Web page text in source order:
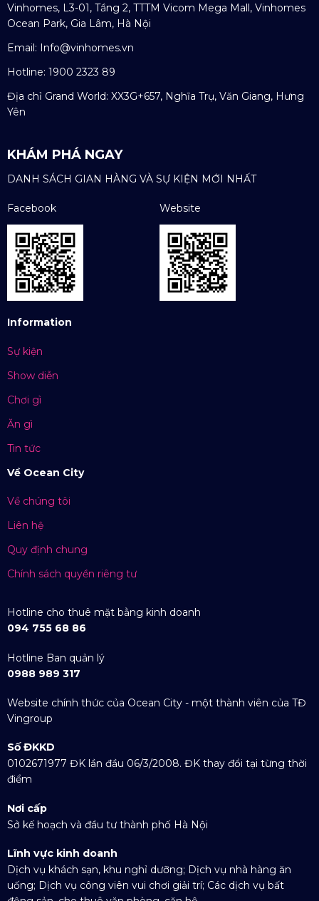
Vinhomes, L3-01, Tầng 2, TTTM Vicom Mega Mall, Vinhomes
Ocean Park, Gia Lâm, Hà Nội
Email:
Info@vinhomes.vn
Hotline: 1900 2323 89
Địa chỉ Grand World: XX3G+657, Nghĩa Trụ, Văn Giang, Hưng
Yên
KHÁM PHÁ NGAY
DANH SÁCH GIAN HÀNG VÀ SỰ KIỆN MỚI NHẤT
Facebook Website
Information
Sự kiện
Show diễn
Chơi gì
Ăn gì
Tin tức
Về Ocean City
Về chúng tôi
Liên hệ
Quy định chung
Chính sách quyền riêng tư
Hotline cho thuê mặt bằng kinh doanh
094 755 68 86
Hotline Ban quản lý
0988 989 317
Website chính thức của Ocean City - một thành viên của TĐ
Vingroup
Số ĐKKD
0102671977 ĐK lần đầu 06/3/2008. ĐK thay đổi tại từng thời
điểm
Nơi cấp
Sở kế hoạch và đầu tư thành phố Hà Nội
Lĩnh vực kinh doanh
Dịch vụ khách sạn, khu nghỉ dưỡng; Dịch vụ nhà hàng ăn
uống; Dịch vụ công viên vui chơi giải trí; Các dịch vụ bất